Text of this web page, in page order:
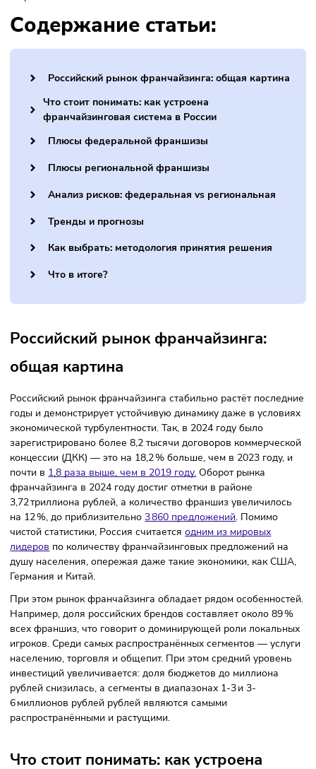
— с её гибкостью и адаптацией под локальный рынок?
Давайте разбираться на основе реальных данных,
Содержание статьи:
Российский рынок франчайзинга: общая
Что стоит понимать: как устроена
франчайзинговая система в России
Плюсы федеральной франшизы
Плюсы региональной франшизы
Анализ рисков: федеральная vs региональная
Тренды и прогнозы
Как выбрать: методология принятия решения
Что в итоге?
Российский рынок франчайзинга:
общая картина
Российский рынок франчайзинга стабильно растёт
годы и демонстрирует устойчивую динамику даже в
экономической турбулентности. Так, в 2024 году было
зарегистрировано более 8,2 тысячи договоров
концессии (ДКК) — это на 18,2 % больше, чем в 2023
почти в
франчайзинга в 2024 году достиг отметки в районе
3,72 триллиона рублей, а количество франшиз
на 12 %, до приблизительно3 860 предложений. Помимо
чистой статистики, Россия считается
одним из мировых
лидеровпо количеству франчайзинговых предложений
душу населения, опережая даже такие экономики, как
Германия и Китай.
При этом рынок франчайзинга обладает рядом
всех франшиз, что говорит о доминирующей роли